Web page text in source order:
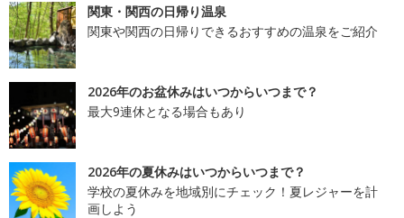
関東・関西の日帰り温泉
関東や関西の日帰りできるおすすめの温泉をご紹介
2026年のお盆休みはいつからいつまで？
最大9連休となる場合もあり
2026年の夏休みはいつからいつまで？
学校の夏休みを地域別にチェック！夏レジャーを計
画しよう